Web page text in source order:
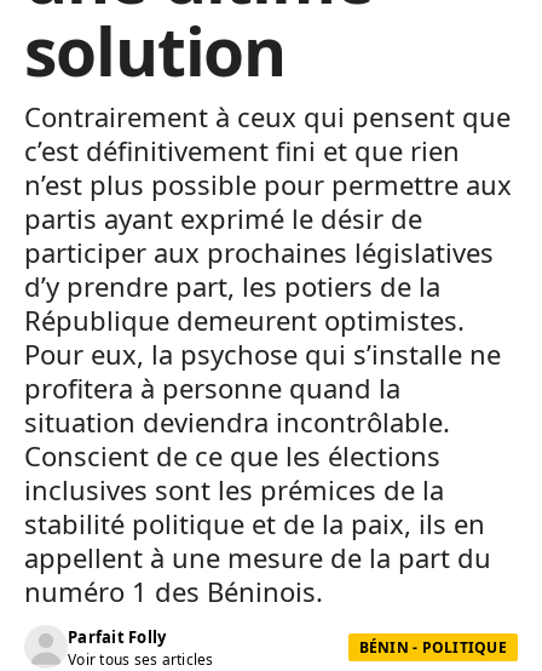
solution
Contrairement à ceux qui pensent que
c’est définitivement fini et que rien
n’est plus possible pour permettre aux
partis ayant exprimé le désir de
participer aux prochaines législatives
d’y prendre part, les potiers de la
République demeurent optimistes.
Pour eux, la psychose qui s’installe ne
profitera à personne quand la
situation deviendra incontrôlable.
Conscient de ce que les élections
inclusives sont les prémices de la
stabilité politique et de la paix, ils en
appellent à une mesure de la part du
numéro 1 des Béninois.
Parfait Folly
Voir tous ses articles
BÉNIN - POLITIQUE